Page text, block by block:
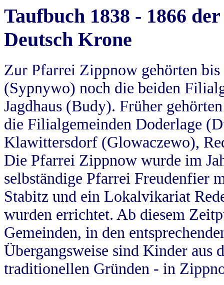
Taufbuch 1838 - 1866
Deutsch Krone
Zur Pfarrei Zippnow gehörten
(Sypnywo) noch die beiden
Jagdhaus (Budy). Früher
die Filialgemeinden Doderlage
Klawittersdorf (Glowaczewo),
Die Pfarrei Zippnow wurde im
selbständige Pfarrei Freudenfier
Stabitz und ein Lokalvikariat
wurden errichtet. Ab diesem
Gemeinden, in den
Übergangsweise sind Kinder aus
traditionellen Gründen - in